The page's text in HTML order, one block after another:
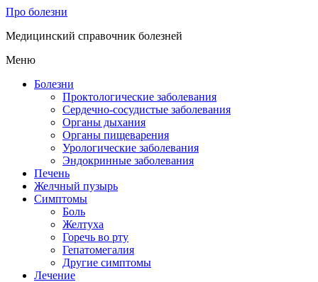
Про болезни
Медицинский справочник болезней
Меню
Болезни
Проктологические заболевания
Сердечно-сосудистые заболевания
Органы дыхания
Органы пищеварения
Урологические заболевания
Эндокринные заболевания
Печень
Желчный пузырь
Симптомы
Боль
Желтуха
Горечь во рту
Гепатомегалия
Другие симптомы
Лечение